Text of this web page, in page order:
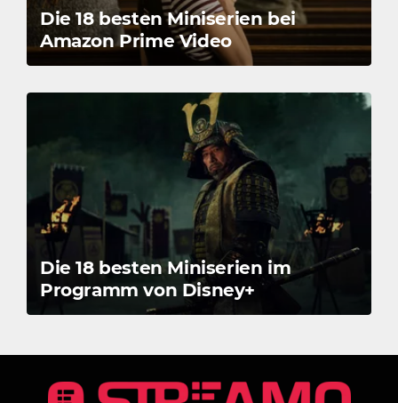
Die 18 besten Miniserien bei
Amazon Prime Video
Die 18 besten Miniserien im
Programm von Disney+